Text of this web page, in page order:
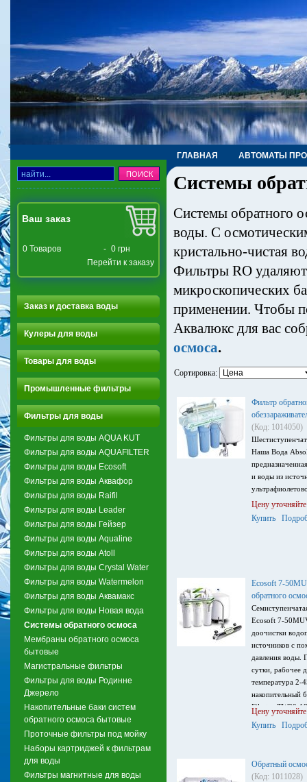
ГЛАВНАЯ АВТОМАТЫ
ТРУБЫ, ФИТИНГИ, КРАНЫ
Ваш заказ
0 Товаров - 0 грн
Перейти к заказу
Заказ и доставка воды
Кулеры для воды
Товары для воды
Промышленные фильтры
Фильтры для воды
Фильтры для воды AQUA KUT
Фильтры для воды AQUAFILTER
Фильтры для воды Ecosoft
Фильтры для воды Аквафор
Фильтры для воды Raifil
Фильтры для воды Leader
Фильтры для воды Гейзер
Фильтры для воды Aqualine
Фильтры для воды Atoll
Фильтры для воды Crystal Water
Фильтры для воды Watermelon
Фильтры для воды Аквамакс
Фильтры для воды Новая вода
Системы обратного осмоса
Мембраны обратного осмоса
бытовые
Магистральные фильтры
Фильтры для воды Родинне
Джерело
Накопительные баки систем
обратного осмоса бытовые
Проточные фильтры под мойку
Наборы картриджей к фильтрам
для воды
Фильтры магнитные для воды
Системы
Системы обратного
воды. С
кристально-чистая
Фильтры RO
микроскопических
применении. Чтобы
Аквалюкс для вас
осмоса.
Сортировка:
Фильтр
(Код: 1014050)
Наша Вода
и воды из
Цену уточняйте
Купить
Ecosoft 7-
обратного
Ecosoft 7-
доочистки
источников с
давления воды.
сутки, рабочее
температура 2-
накопительный
Filmtec TW30-
постфильтром
Цену уточняйте
Купить
Обратный
(Код: 1011028)